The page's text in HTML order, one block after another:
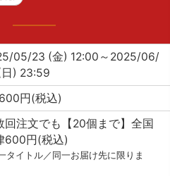
05/23 (金) 12:00～2025/06/
日) 23:59
円(税込)
回注文でも【20個まで】全国
600円(税込)
タイトル／同一お届け先に限りま